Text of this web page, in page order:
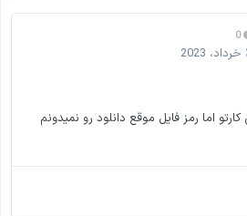
0
اما رمز فایل موقع دانلود رو نمیدونم